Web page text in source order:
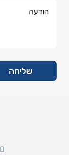
שליחה